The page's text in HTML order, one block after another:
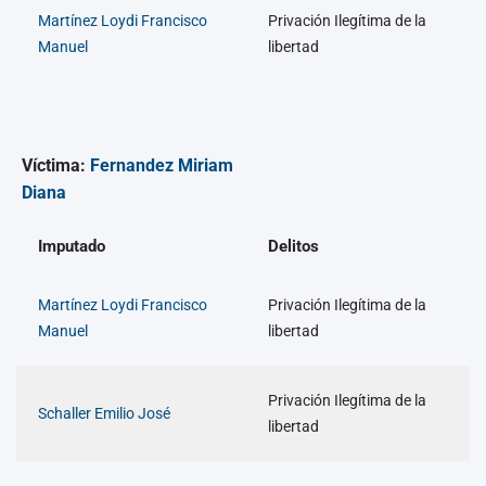
Martínez Loydi Francisco
Manuel
Privación Ilegítima de la
libertad
Víctima: Fernandez Miriam
Diana
Imputado Delitos
Martínez Loydi Francisco
Manuel
Privación Ilegítima de la
libertad
Schaller Emilio José
Privación Ilegítima de la
libertad